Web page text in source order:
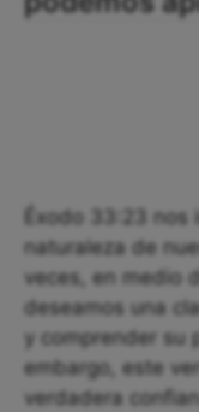
Éxodo 33:23
naturaleza de
veces, en medio
deseamos una
y comprender su
embargo, este
verdadera